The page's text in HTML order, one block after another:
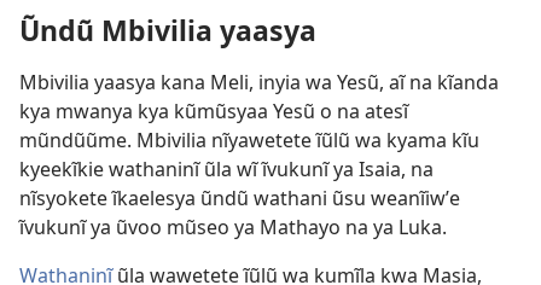
Ũndũ Mbivilia yaasya
Mbivilia yaasya kana Meli, inyia wa Yesũ, aĩ na kĩanda
kya mwanya kya kũmũsyaa Yesũ o na atesĩ
mũndũũme. Mbivilia nĩyawetete ĩũlũ wa kyama kĩu
kyeekĩkie wathaninĩ ũla wĩ ĩvukunĩ ya Isaia, na
nĩsyokete ĩkaelesya ũndũ wathani ũsu weanĩiwʼe
ĩvukunĩ ya ũvoo mũseo ya Mathayo na ya Luka.
Wathaninĩũla wawetete ĩũlũ wa kumĩla kwa Masia,